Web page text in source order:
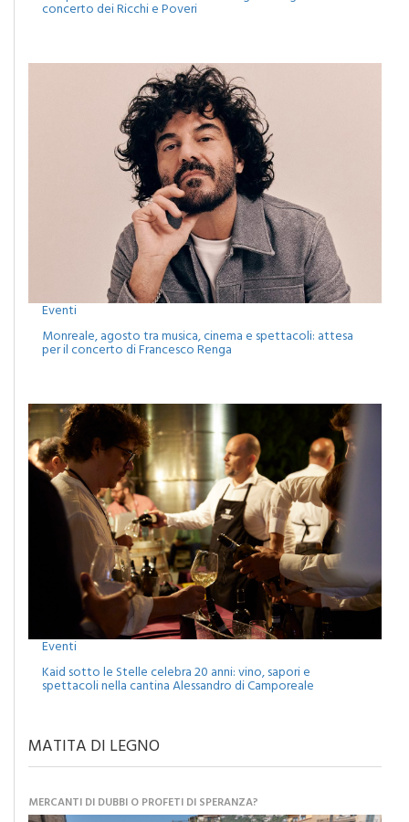
Monreale, agosto tra musica, cinema e spettacoli: attesa
per il concerto di Francesco Renga
Kaid sotto le Stelle celebra 20 anni: vino, sapori e
spettacoli nella cantina Alessandro di Camporeale